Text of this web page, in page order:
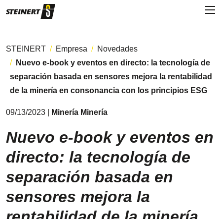
STEINERT Empresa
Novedades
Nuevo e-book y eventos en directo: la tecnología de
separación basada en sensores mejora la rentabilidad
de la minería en consonancia con los principios ESG
09/13/2023 | Minería Minería
Nuevo e-book y eventos en
directo: la tecnología de
separación basada en
sensores mejora la